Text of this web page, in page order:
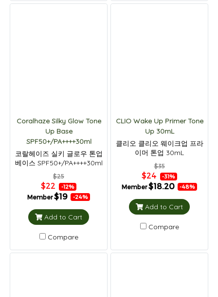
Coralhaze Silky Glow Tone
Up Base
SPF50+/PA++++30ml
코랄헤이즈 실키 글로우 톤업
베이스 SPF50+/PA++++30ml
$25
$22 -12%
Member$19 -24%
Add to Cart
Compare
CLIO Wake Up Primer Tone
Up 30mL
클리오 클리오 웨이크업 프라
이머 톤업 30mL
$35
$24 -31%
Member$18.20 -48%
Add to Cart
Compare